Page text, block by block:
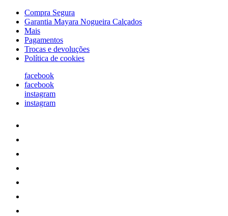
Compra Segura
Garantia Mayara Nogueira Calçados
Mais
Pagamentos
Trocas e devoluções
Política de cookies
facebook
facebook
instagram
instagram